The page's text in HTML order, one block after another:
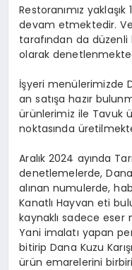
Restoranımız yaklaşık
devam etmektedir. Ve
tarafından da düzenli
olarak
İşyeri menülerimizde
an satışa hazır
ürünlerimiz ile Tavuk
noktasında
Aralık 2024 ayında
denetlemelerde,
alınan numulerde,
Kanatlı Hayvan eti
kaynaklı sadece
Yani imalatı yapan
bitirip Dana Kuzu
ürün emarelerini